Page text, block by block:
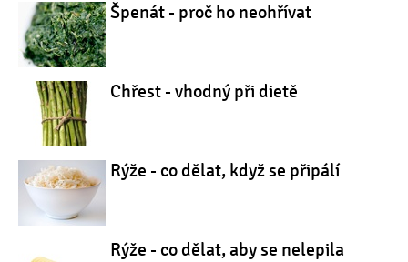
Špenát - proč ho neohřívat
Chřest - vhodný při dietě
Rýže - co dělat, když se připálí
Rýže - co dělat, aby se nelepila